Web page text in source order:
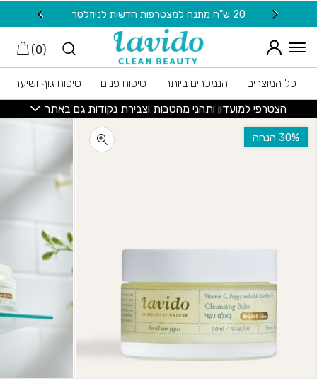
Skip to Content
20 ש"ח מתנה למצטרפות חדשות לניוזלטר
(
0
)
כל המוצרים הנמכרים ביותר טיפוח פנים
טיפוח גוף ושיער
הצטרפי למועדון ותהני מהטבות וצבירת נקודות גם באתר
‫30% הנחה
בחזרה למעלה